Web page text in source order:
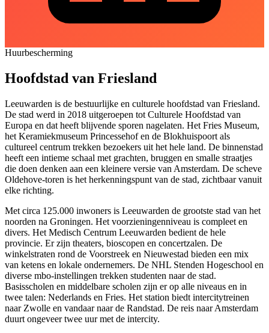
Huurbescherming
Hoofdstad van Friesland
Leeuwarden is de bestuurlijke en culturele hoofdstad van Friesland.
De stad werd in 2018 uitgeroepen tot Culturele Hoofdstad van
Europa en dat heeft blijvende sporen nagelaten. Het Fries Museum,
het Keramiekmuseum Princessehof en de Blokhuispoort als
cultureel centrum trekken bezoekers uit het hele land. De binnenstad
heeft een intieme schaal met grachten, bruggen en smalle straatjes
die doen denken aan een kleinere versie van Amsterdam. De scheve
Oldehove-toren is het herkenningspunt van de stad, zichtbaar vanuit
elke richting.
Met circa 125.000 inwoners is Leeuwarden de grootste stad van het
noorden na Groningen. Het voorzieningenniveau is compleet en
divers. Het Medisch Centrum Leeuwarden bedient de hele
provincie. Er zijn theaters, bioscopen en concertzalen. De
winkelstraten rond de Voorstreek en Nieuwestad bieden een mix
van ketens en lokale ondernemers. De NHL Stenden Hogeschool en
diverse mbo-instellingen trekken studenten naar de stad.
Basisscholen en middelbare scholen zijn er op alle niveaus en in
twee talen: Nederlands en Fries. Het station biedt intercitytreinen
naar Zwolle en vandaar naar de Randstad. De reis naar Amsterdam
duurt ongeveer twee uur met de intercity.